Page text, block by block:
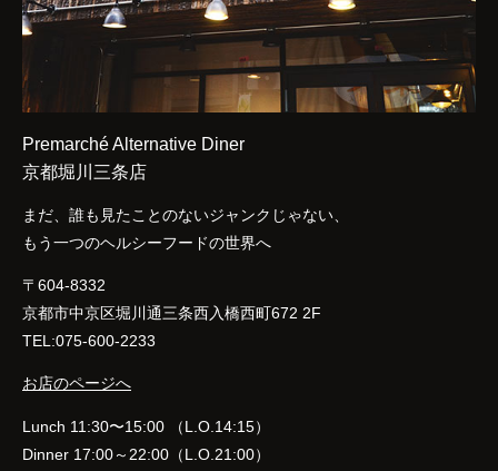
Premarché Alternative Diner
京都堀川三条店
まだ、誰も見たことのないジャンクじゃない、
もう一つのヘルシーフードの世界へ
〒604-8332
京都市中京区堀川通三条西入橋西町672 2F
TEL:075-600-2233
お店のページへ
Lunch 11:30〜15:00 （L.O.14:15）
Dinner 17:00～22:00（L.O.21:00）